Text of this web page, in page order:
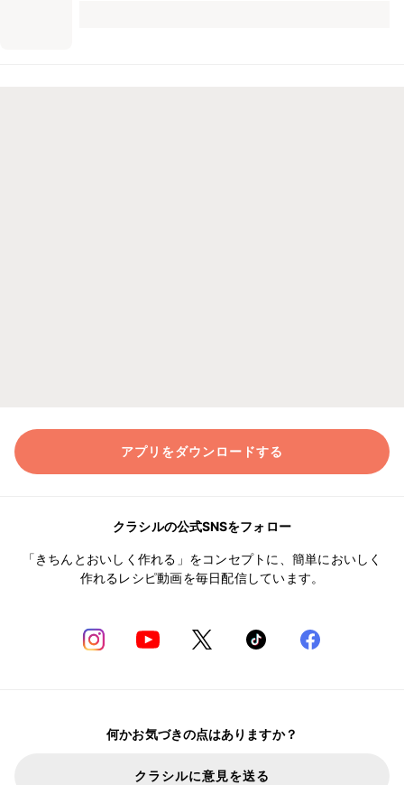
アプリをダウンロードする
クラシルの公式SNSをフォロー
「きちんとおいしく作れる」をコンセプトに、簡単においしく
作れるレシピ動画を毎日配信しています。
何かお気づきの点はありますか？
クラシルに意見を送る